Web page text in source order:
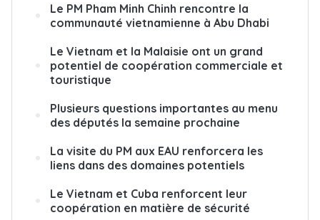
Le PM Pham Minh Chinh rencontre la
communauté vietnamienne à Abu Dhabi
Le Vietnam et la Malaisie ont un grand
potentiel de coopération commerciale et
touristique
Plusieurs questions importantes au menu
des députés la semaine prochaine
La visite du PM aux EAU renforcera les
liens dans des domaines potentiels
Le Vietnam et Cuba renforcent leur
coopération en matière de sécurité